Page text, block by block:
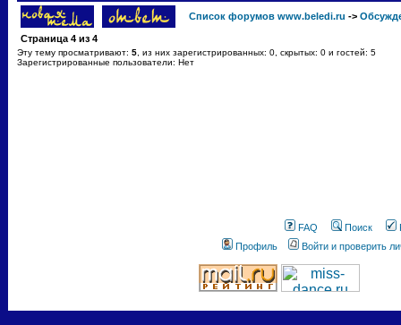
Список форумов www.beledi.ru ->
Страница 4 из 4
Эту тему просматривают: 5 , из них зарегистрированных: 0, скрытых: 0 и гостей: 5
Зарегистрированные пользователи: Нет
FAQ Поиск
Профиль
Войти и проверить